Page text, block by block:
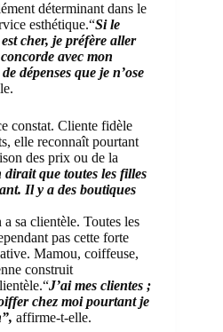
déterminant dans le
esthétique.“Si le
cher, je préfère aller
avec mon
dépenses que je n’ose
constat. Cliente fidèle
elle reconnaît pourtant
des prix ou de la
dirait que toutes les filles
Il y a des boutiques
sa clientèle. Toutes les
pas cette forte
Mamou, coiffeuse,
construit
J’ai mes clientes ;
chez moi pourtant je
affirme-t-elle.